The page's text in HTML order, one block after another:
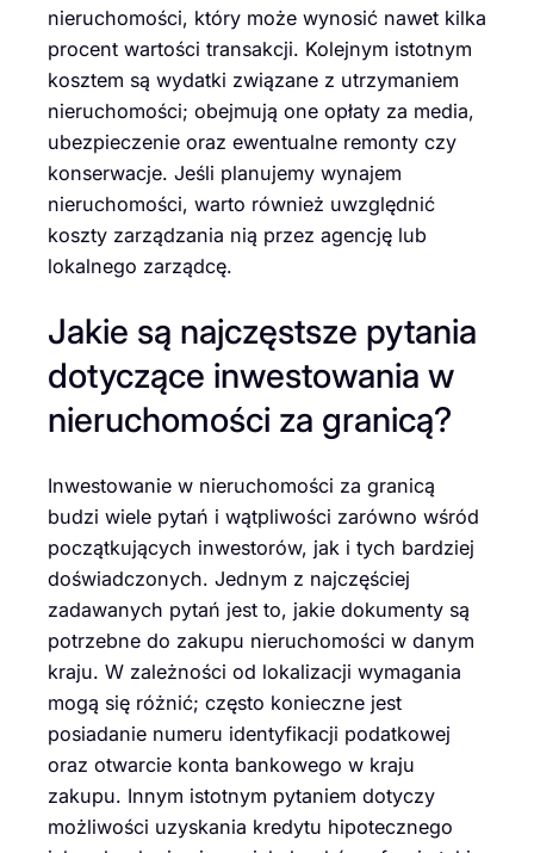
nieruchomości, który może wynosić nawet kilka
procent wartości transakcji. Kolejnym istotnym
kosztem są wydatki związane z utrzymaniem
nieruchomości; obejmują one opłaty za media,
ubezpieczenie oraz ewentualne remonty czy
konserwacje. Jeśli planujemy wynajem
nieruchomości, warto również uwzględnić
koszty zarządzania nią przez agencję lub
lokalnego zarządcę.
Jakie są najczęstsze pytania
dotyczące inwestowania w
nieruchomości za granicą?
Inwestowanie w nieruchomości za granicą
budzi wiele pytań i wątpliwości zarówno wśród
początkujących inwestorów, jak i tych bardziej
doświadczonych. Jednym z najczęściej
zadawanych pytań jest to, jakie dokumenty są
potrzebne do zakupu nieruchomości w danym
kraju. W zależności od lokalizacji wymagania
mogą się różnić; często konieczne jest
posiadanie numeru identyfikacji podatkowej
oraz otwarcie konta bankowego w kraju
zakupu. Innym istotnym pytaniem dotyczy
możliwości uzyskania kredytu hipotecznego